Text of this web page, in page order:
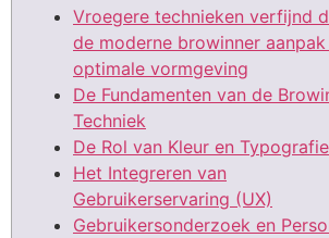
Vroegere technieken verfijnd
de moderne browinner
optimale vormgeving
De Fundamenten van de
Techniek
De Rol van Kleur en Typografie
Het Integreren van
Gebruikerservaring (UX)
Gebruikersonderzoek en